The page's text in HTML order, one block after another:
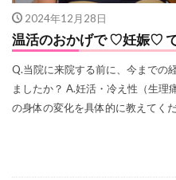
2024年12月28日
温活のおかげで ♡妊娠♡
Q.当院に来院する前に、今までの
ましたか？ A.妊活・冷え性（生理
の身体の変化を具体的に教えてく